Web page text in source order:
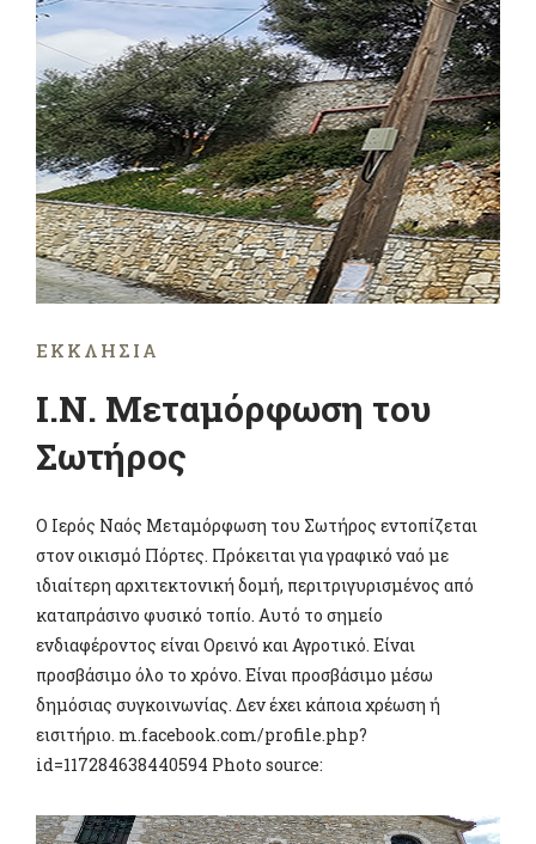
ΕΚΚΛΗΣΊΑ
Ι.Ν. Μεταμόρφωση του
Σωτήρος
Ο Ιερός Ναός Μεταμόρφωση του Σωτήρος εντοπίζεται
στον οικισμό Πόρτες. Πρόκειται για γραφικό ναό με
ιδιαίτερη αρχιτεκτονική δομή, περιτριγυρισμένος από
καταπράσινο φυσικό τοπίο. Αυτό το σημείο
ενδιαφέροντος είναι Ορεινό και Αγροτικό. Είναι
προσβάσιμο όλο το χρόνο. Είναι προσβάσιμο μέσω
δημόσιας συγκοινωνίας. Δεν έχει κάποια χρέωση ή
εισιτήριο. m.facebook.com/profile.php?
id=117284638440594 Photo source: